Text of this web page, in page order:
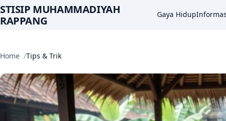
STISIP MUHAMMADIYAH
RAPPANG
Gaya Hidup
Home Tips & Trik